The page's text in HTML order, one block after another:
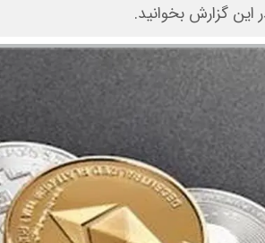
این گزارش بخوانید.